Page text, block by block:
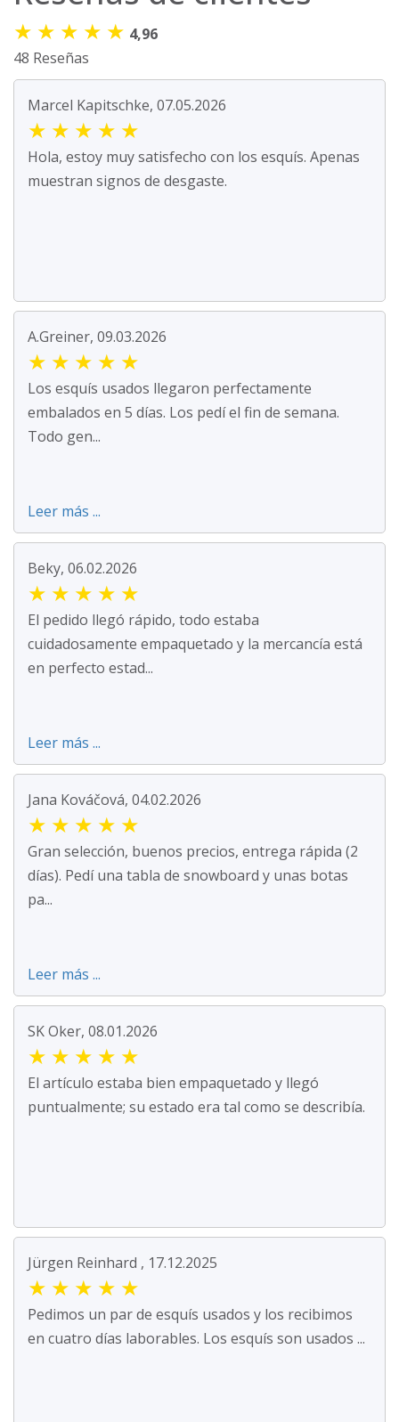
★ ★ ★ ★ ★ 4,96
48 Reseñas
Marcel Kapitschke, 07.05.2026
★ ★ ★ ★ ★
Hola, estoy muy satisfecho con los esquís. Apenas
muestran signos de desgaste.
A.Greiner, 09.03.2026
★ ★ ★ ★ ★
Los esquís usados llegaron perfectamente
embalados en 5 días. Los pedí el fin de semana.
Todo gen...
Leer más ...
Beky, 06.02.2026
★ ★ ★ ★ ★
El pedido llegó rápido, todo estaba
cuidadosamente empaquetado y la mercancía está
en perfecto estad...
Leer más ...
Jana Kováčová, 04.02.2026
★ ★ ★ ★ ★
Gran selección, buenos precios, entrega rápida (2
días). Pedí una tabla de snowboard y unas botas
pa...
Leer más ...
SK Oker, 08.01.2026
★ ★ ★ ★ ★
El artículo estaba bien empaquetado y llegó
puntualmente; su estado era tal como se describía.
Jürgen Reinhard , 17.12.2025
★ ★ ★ ★ ★
Pedimos un par de esquís usados y los recibimos
en cuatro días laborables. Los esquís son usados ...